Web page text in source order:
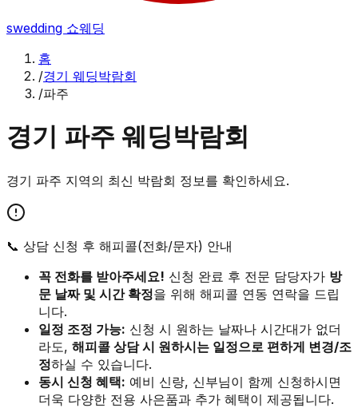
swedding 쇼웨딩
홈
/경기 웨딩박람회
/파주
경기 파주 웨딩박람회
경기 파주 지역의 최신 박람회 정보를 확인하세요.
📞 상담 신청 후 해피콜(전화/문자) 안내
꼭 전화를 받아주세요! 신청 완료 후 전문 담당자가 방
문 날짜 및 시간 확정을 위해 해피콜 연동 연락을 드립
니다.
일정 조정 가능: 신청 시 원하는 날짜나 시간대가 없더
라도, 해피콜 상담 시 원하시는 일정으로 편하게 변경/조
정하실 수 있습니다.
동시 신청 혜택: 예비 신랑, 신부님이 함께 신청하시면
더욱 다양한 전용 사은품과 추가 혜택이 제공됩니다.